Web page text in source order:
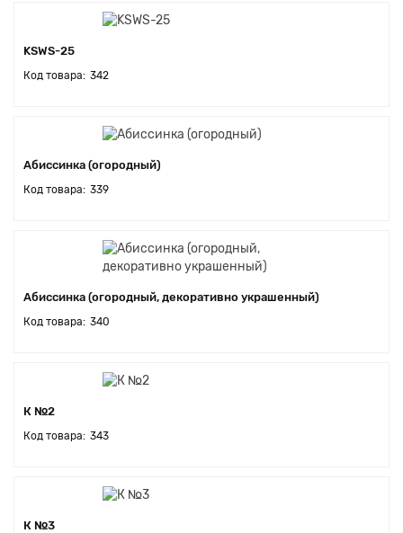
KSWS-25
342
Абиссинка (огородный)
339
Абиссинка (огородный, декоративно украшенный)
340
К №2
343
К №3